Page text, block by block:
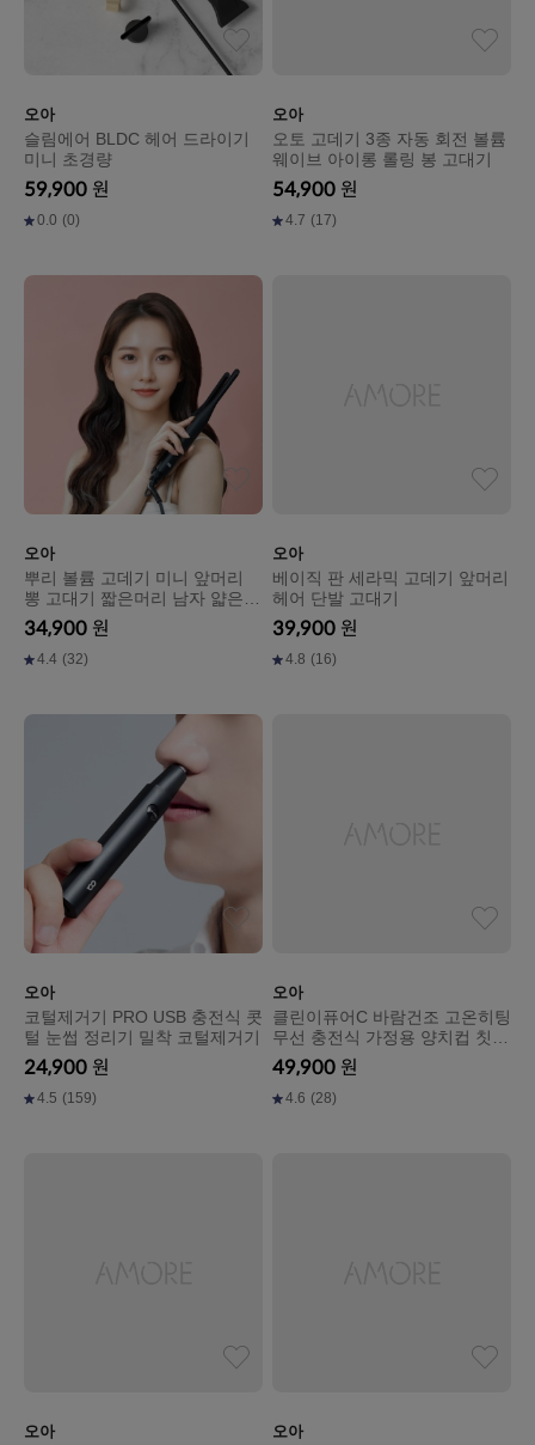
오아
슬림에어 BLDC 헤어 드라이기
미니 초경량
59,900 원
0.0 (0)
오아
오토 고데기 3종 자동 회전 볼륨
웨이브 아이롱 롤링 봉 고대기
54,900 원
4.7 (17)
오아
뿌리 볼륨 고데기 미니 앞머리
뽕 고대기 짧은머리 남자 얇은고
데기
34,900 원
4.4 (32)
오아
베이직 판 세라믹 고데기 앞머리
헤어 단발 고대기
39,900 원
4.8 (16)
오아
코털제거기 PRO USB 충전식 콧
털 눈썹 정리기 밀착 코털제거기
24,900 원
4.5 (159)
오아
클린이퓨어C 바람건조 고온히팅
무선 충전식 가정용 양치컵 칫솔
살균기
49,900 원
4.6 (28)
오아 오아